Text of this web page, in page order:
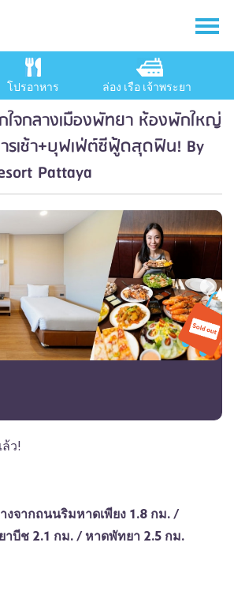
โปรอาหาร ล่อง เรือ เจ้าพระยา
จกลางเมืองพัทยา ห้องพักใหญ่
รเช้า+บุฟเฟ่ต์ซีฟู้ดสุดฟิน! By
Pattaya
ว!
งจากถนนริมหาดเพียง 1.8 กม. /
าบีช 2.1 กม. / หาดพัทยา 2.5 กม.